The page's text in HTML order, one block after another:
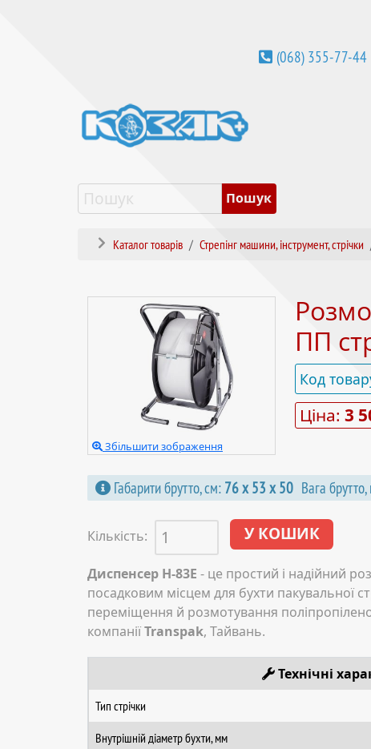
(068) 355-77-44
Каталог товарів Стрепінг машини, інструмент, стрічки
Збільшити зображення
ПП
Код
Ціна:3
Габарити брутто, см: 76 х 53 х 50 Вага брутто,
Кількість:
Диспенсер H-83E - це простий і надійний
посадковим місцем для бухти пакувальної
переміщення й розмотування
компаніїTranspak, Тайвань.
Технічні
Тип стрічки
Внутрішній діаметр бухти, мм